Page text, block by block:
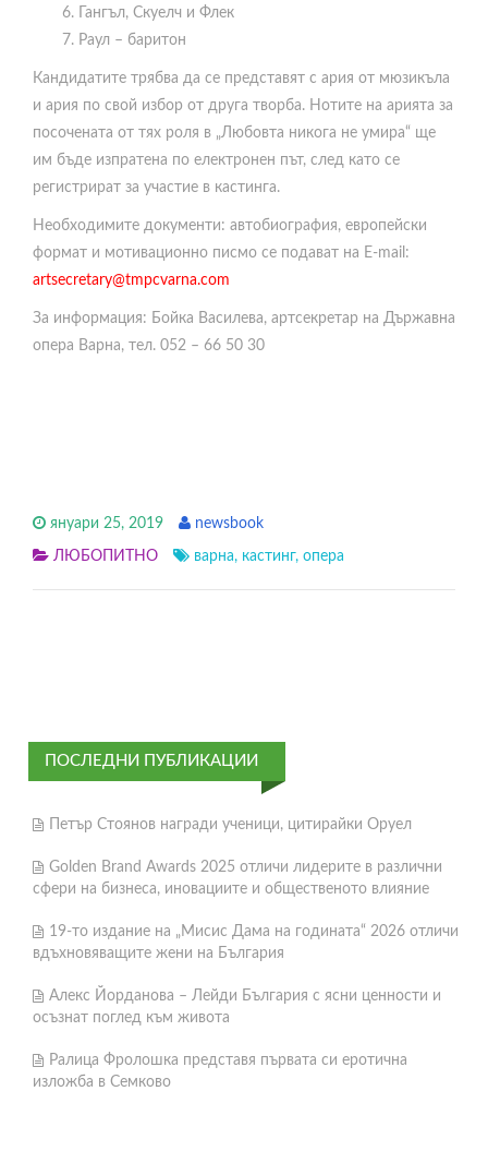
Гангъл, Скуелч и Флек
Раул – баритон
Кандидатите трябва да се представят с ария от мюзикъла
и ария по свой избор от друга творба. Нотите на арията за
посочената от тях роля в „Любовта никога не умира“ ще
им бъде изпратена по електронен път, след като се
регистрират за участие в кастинга.
Необходимите документи: автобиография, европейски
формат и мотивационно писмо се подават на E-mail:
artsecretary@tmpcvarna.com
За информация: Бойка Василева, артсекретар на Държавна
опера Варна, тел. 052 – 66 50 30
януари 25, 2019 newsbook
ЛЮБОПИТНО варна, кастинг, опера
ПОСЛЕДНИ ПУБЛИКАЦИИ
Петър Стоянов награди ученици, цитирайки Оруел
Golden Brand Awards 2025 отличи лидерите в различни
сфери на бизнеса, иновациите и общественото влияние
19-то издание на „Мисис Дама на годината“ 2026 отличи
вдъхновяващите жени на България
Алекс Йорданова – Лейди България с ясни ценности и
осъзнат поглед към живота
Ралица Фролошка представя първата си еротична
изложба в Семково